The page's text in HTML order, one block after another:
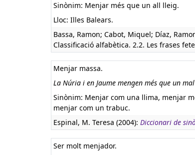
Sinònim: Menjar més que un all lleig.
Lloc: Illes Balears.
Bassa, Ramon; Cabot, Miquel; Díaz,
Classificació alfabètica. 2.2. Les frases
Menjar massa.
La Núria i en Jaume mengen més que un
Sinònim: Menjar com una llima, menjar
menjar com un trabuc.
Espinal, M. Teresa (2004): Diccionari de
Ser molt menjador.